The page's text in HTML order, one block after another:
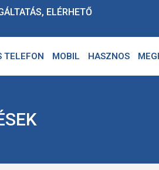
ELÉRHETŐ
TELEFON MOBIL HASZNOS